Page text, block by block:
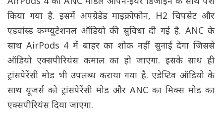
किया गया है. इसमें अपग्रेडेड माइक्रोफोन, H2 चिपसेट और
एडवांस्ड कम्प्यूटेशनल ऑडियो की सुविधा दी गई है. ANC के
साथ AirPods 4 में बाहर का शोक नहीं सुनाई देगा जिससे
ऑडियो एक्सपीरियंस कमाल का हो जाएगा. इसके साथ ही
ट्रांसपेरेंसी मोड भी उपलब्ध कराया गया है. एडेप्टिव ऑडियो के
साथ यूजर्स को ट्रांसपेरेंसी मोड और ANC का मिक्स मोड का
एक्सपीरियंस दिया जाएगा.